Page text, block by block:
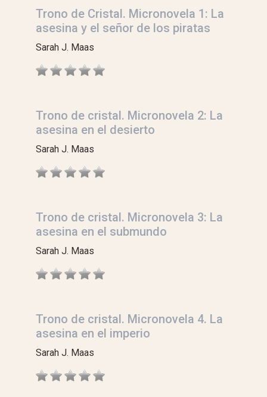
Trono de Cristal. Micronovela 1: La
asesina y el señor de los piratas
Sarah J. Maas
Trono de cristal. Micronovela 2: La
asesina en el desierto
Sarah J. Maas
Trono de cristal. Micronovela 3: La
asesina en el submundo
Sarah J. Maas
Trono de cristal. Micronovela 4. La
asesina en el imperio
Sarah J. Maas